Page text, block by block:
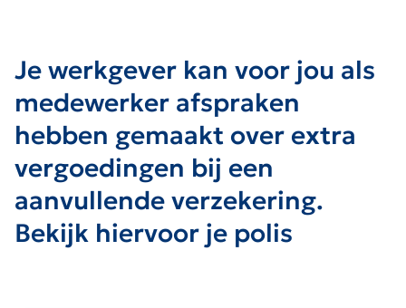
Je werkgever kan voor jou als
medewerker afspraken
hebben gemaakt over extra
vergoedingen bij een
aanvullende verzekering.
Bekijk hiervoor je polis